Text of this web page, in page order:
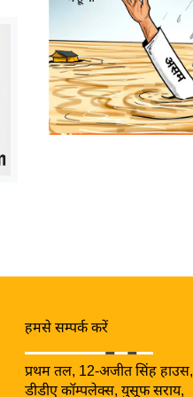
हमसे सम्पर्क करें
प्रथम तल, 12-अजीत सिंह हाउस,
डीडीए कॉम्पलेक्स, युसूफ सराय,